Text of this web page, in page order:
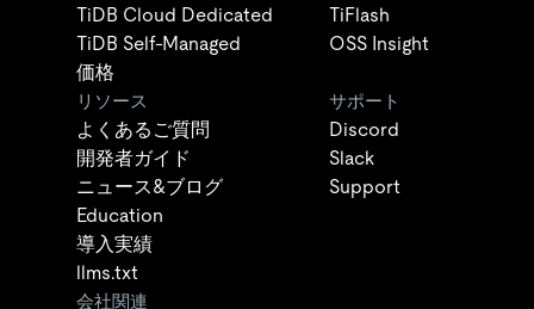
TiDB Cloud Dedicated
TiDB Self-Managed
価格
TiFlash
OSS Insight
リソース
よくあるご質問
開発者ガイド
ニュース&ブログ
Education
導入実績
llms.txt
サポート
Discord
Slack
Support
会社関連